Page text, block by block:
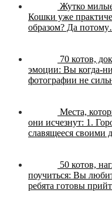
Жутко
Кошки уже
образом? Да
70 котов,
эмоции: Вы когда-
фотографии не
Места,
они исчезнут: 1.
славящееся
50 котов,
поучиться: Вы
ребята готовы